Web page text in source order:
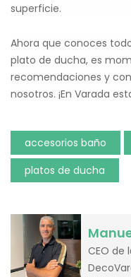
superficie.
Ahora que conoces
plato de ducha, es
recomendaciones y
nosotros. ¡En Varada
accesorios baño
platos de ducha
CEO de